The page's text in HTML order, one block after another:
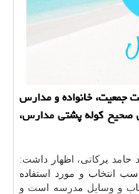
جمعیت، خانواده و مدارس
صحیح كوله پشتی مدارس،
حامد بركاتی، اظهار داشت:
انتخاب و مورد استفاده
و وسایل مدرسه است و